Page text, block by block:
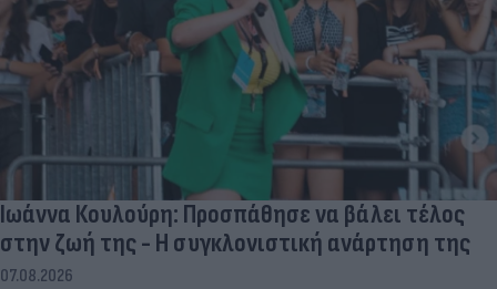
Ιωάννα Κουλούρη: Προσπάθησε να βάλει τέλος
στην ζωή της - Η συγκλονιστική ανάρτηση της
07.08.2026